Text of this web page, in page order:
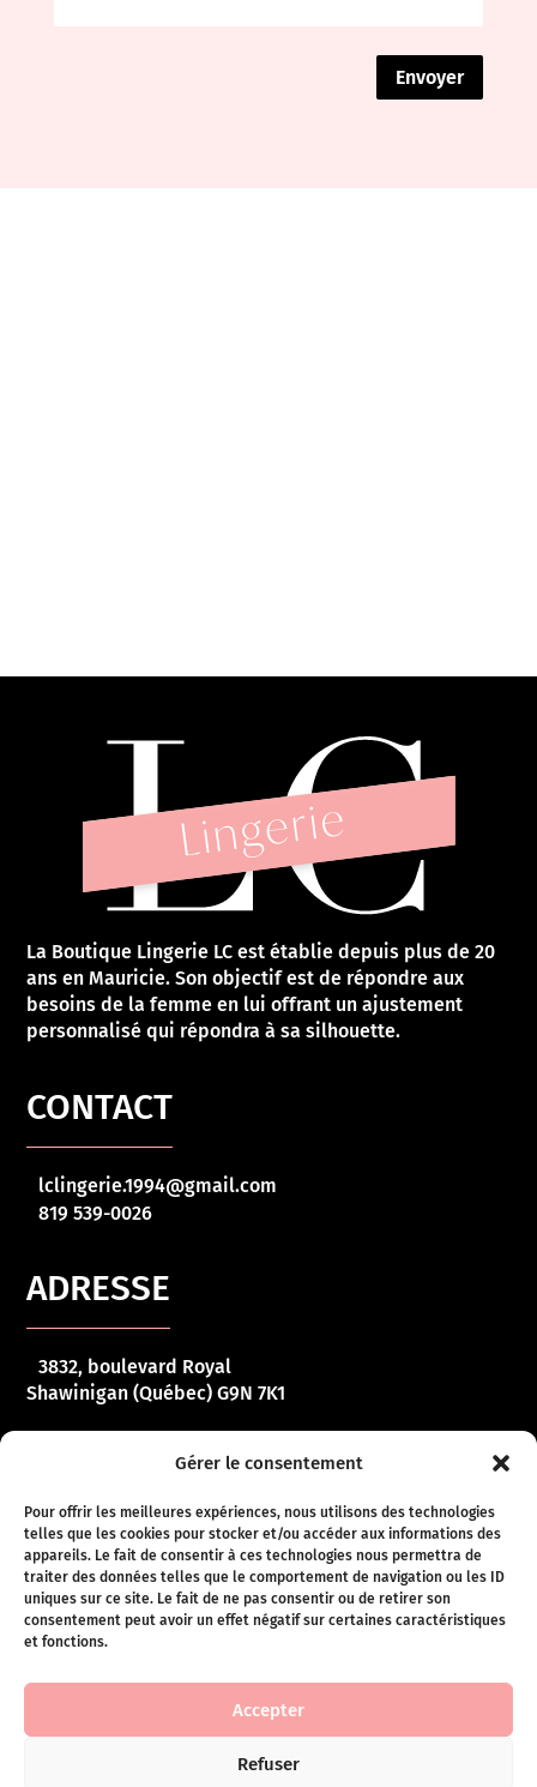
Gérer le consentement
Pour offrir les meilleures expériences, nous utilisons des technologies
telles que les cookies pour stocker et/ou accéder aux informations des
appareils. Le fait de consentir à ces technologies nous permettra de
traiter des données telles que le comportement de navigation ou les ID
uniques sur ce site. Le fait de ne pas consentir ou de retirer son
consentement peut avoir un effet négatif sur certaines caractéristiques
et fonctions.
Accepter
Refuser
Envoyer
La Boutique Lingerie LC est établie depuis plus de 20
ans en Mauricie. Son objectif est de répondre aux
besoins de la femme en lui offrant un ajustement
personnalisé qui répondra à sa silhouette.
CONTACT
lclingerie.1994@gmail.com
819 539-0026
ADRESSE
3832, boulevard Royal
Shawinigan (Québec) G9N 7K1
Lundi – vendredi :10 h 00 – 17 h 00
Samedi :10 h 00 – 16 h 00
Dimanche :
Conditions de ventes